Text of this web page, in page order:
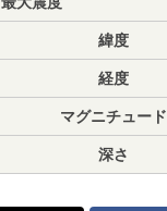
緯度
経度
マグニチュード
深さ